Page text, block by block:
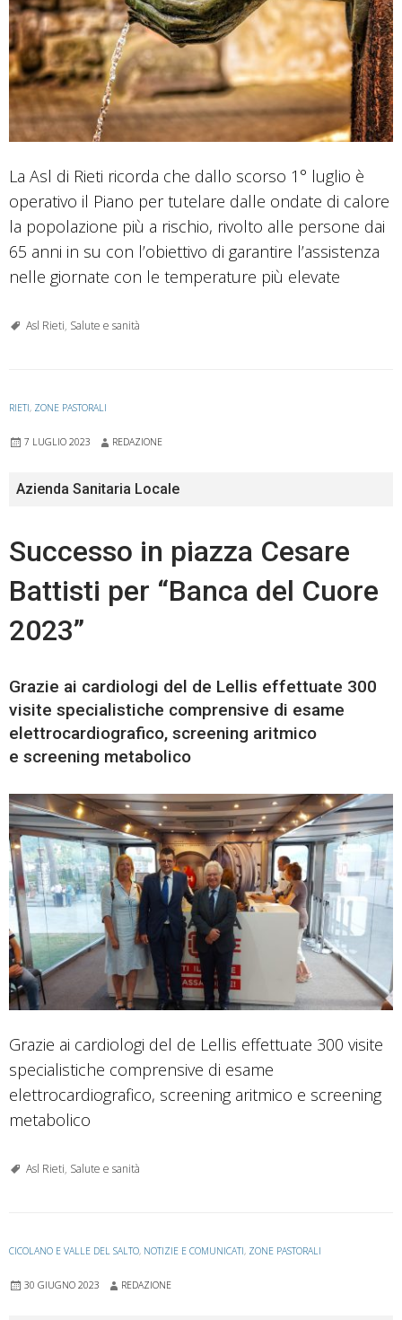
La Asl di Rieti ricorda che dallo scorso 1° luglio è
operativo il Piano per tutelare dalle ondate di calore
la popolazione più a rischio, rivolto alle persone dai
65 anni in su con l’obiettivo di garantire l’assistenza
nelle giornate con le temperature più elevate
Asl Rieti, Salute e sanità
RIETI, ZONE PASTORALI
7 LUGLIO 2023 REDAZIONE
Azienda Sanitaria Locale
Successo in piazza Cesare
Battisti per “Banca del Cuore
2023”
Grazie ai cardiologi del de Lellis effettuate 300
visite specialistiche comprensive di esame
elettrocardiografico, screening aritmico
e screening metabolico
Grazie ai cardiologi del de Lellis effettuate 300 visite
specialistiche comprensive di esame
elettrocardiografico, screening aritmico e screening
metabolico
Asl Rieti, Salute e sanità
CICOLANO E VALLE DEL SALTO, NOTIZIE E COMUNICATI, ZONE PASTORALI
30 GIUGNO 2023 REDAZIONE